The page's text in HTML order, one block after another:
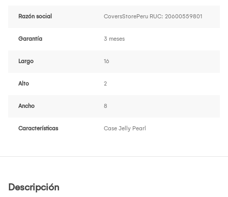
Razón social CoversStorePeru RUC: 20600559801
Garantía 3 meses
Largo 16
Alto 2
Ancho 8
Características Case Jelly Pearl
Descripción